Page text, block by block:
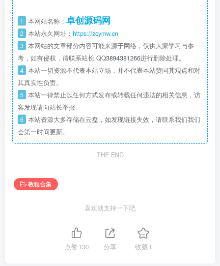
1 本网站名称： 卓创源码网
2 本站永久网址： https://zcymw.cn
3 本网站的文章部分内容可能来源于网络，仅供大家学习与参
考，如有侵权，请联系站长 QQ3894381266进行删除处理。
4 本站一切资源不代表本站立场，并不代表本站赞同其观点和对
其真实性负责。
5 本站一律禁止以任何方式发布或转载任何违法的相关信息，访
客发现请向站长举报
6 本站资源大多存储在云盘，如发现链接失效，请联系我们我们
会第一时间更新。
THE END
教程合集
喜欢就支持一下吧
点赞130 分享 收藏1